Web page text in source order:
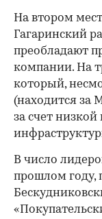
На втором
Гагаринский
преобладают
компании. На
который,
(находится за
за счет
В число
прошлом